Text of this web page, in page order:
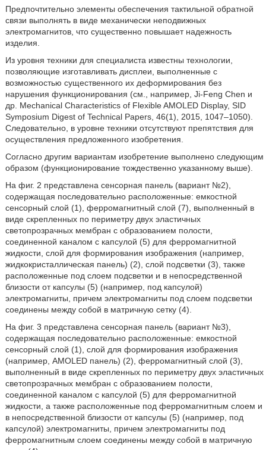
Предпочтительно элементы обеспечения тактильной обратной
связи выполнять в виде механически неподвижных
электромагнитов, что существенно повышает надежность
изделия.
Из уровня техники для специалиста известны технологии,
позволяющие изготавливать дисплеи, выполненные с
возможностью существенного их деформирования без
нарушения функционирования (см., например, Ji-Feng Chen и
др. Mechanical Characteristics of Flexible AMOLED Display, SID
Symposium Digest of Technical Papers, 46(1), 2015, 1047–1050).
Следовательно, в уровне техники отсутствуют препятствия для
осуществления предложенного изобретения.
Согласно другим вариантам изобретение выполнено следующим
образом (функционирование тождественно указанному выше).
На фиг. 2 представлена сенсорная панель (вариант №2),
содержащая последовательно расположенные: емкостной
сенсорный слой (1), ферромагнитный слой (7), выполненный в
виде скрепленных по периметру двух эластичных
светопрозрачных мембран с образованием полости,
соединенной каналом с капсулой (5) для ферромагнитной
жидкости, слой для формирования изображения (например,
жидкокристаллическая панель) (2), слой подсветки (3), также
расположенные под слоем подсветки и в непосредственной
близости от капсулы (5) (например, под капсулой)
электромагниты, причем электромагниты под слоем подсветки
соединены между собой в матричную сетку (4).
На фиг. 3 представлена сенсорная панель (вариант №3),
содержащая последовательно расположенные: емкостной
сенсорный слой (1), слой для формирования изображения
(например, AMOLED панель) (2), ферромагнитный слой (3),
выполненный в виде скрепленных по периметру двух эластичных
светопрозрачных мембран с образованием полости,
соединенной каналом с капсулой (5) для ферромагнитной
жидкости, а также расположенные под ферромагнитным слоем и
в непосредственной близости от капсулы (5) (например, под
капсулой) электромагниты, причем электромагниты под
ферромагнитным слоем соединены между собой в матричную